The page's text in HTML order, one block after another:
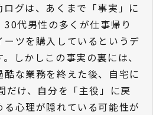
グは、あくまで「事実」に
代男性の多くが仕事帰り
ーツを購入しているというデ
しかしこの事実の裏には、
な業務を終えた後、自宅に
だけ、自分を「主役」に戻
る心理が隠れている可能性が